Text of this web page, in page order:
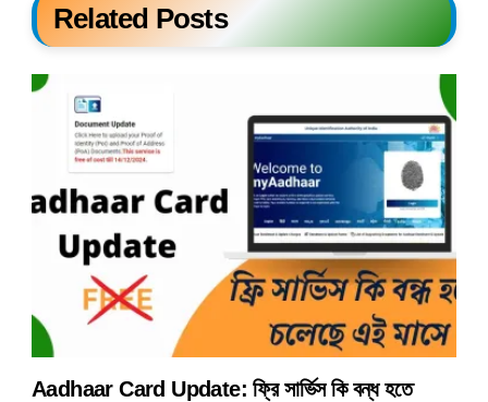
Related Posts
Aadhaar Card Update: ফ্রি সার্ভিস কি বন্ধ হতে